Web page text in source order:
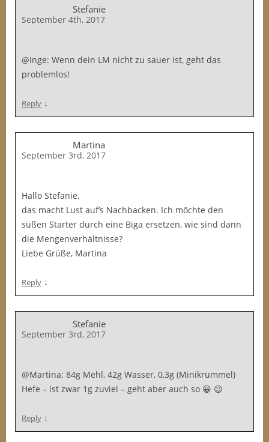
Stefanie
September 4th, 2017
@Inge: Wenn dein LM nicht zu sauer ist, geht das
problemlos!
Reply ↓
Martina
September 3rd, 2017
Hallo Stefanie,
das macht Lust auf’s Nachbacken. Ich möchte den
süßen Starter durch eine Biga ersetzen, wie sind dann
die Mengenverhältnisse?
Liebe Grüße, Martina
Reply ↓
Stefanie
September 3rd, 2017
@Martina: 84g Mehl, 42g Wasser, 0,3g (Minikrümmel)
Hefe – ist zwar 1g zuviel – geht aber auch so 😀 😉
Reply ↓